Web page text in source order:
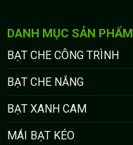
DANH MỤC SẢN PHẨM
BẠT CHE CÔNG TRÌNH
BẠT CHE NẮNG
BẠT XANH CAM
MÁI BẠT KÉO